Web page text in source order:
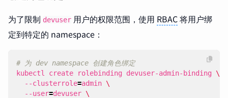
为了限制 devuser 用户的权限范围，使用 RBAC将用户绑
定到特定的 namespace：
# 为 dev namespace 创建角色绑定
kubectl create rolebinding devuser-admin-binding
  --clusterrole
=admin
  --user
=devuser